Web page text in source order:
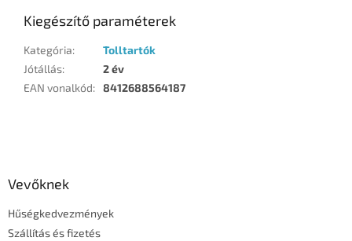
Kiegészítő paraméterek
Kategória:
Tolltartók
Jótállás:
2 év
EAN vonalkód: 8412688564187
Vevőknek
Hűségkedvezmények
Szállítás és fizetés